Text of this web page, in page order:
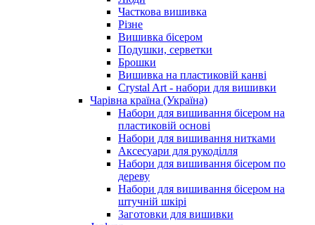
Часткова вишивка
Різне
Вишивка бісером
Подушки, серветки
Брошки
Вишивка на пластиковій канві
Crystal Art - набори для вишивки
Чарівна країна (Україна)
Набори для вишивання бісером на
пластиковій основі
Набори для вишивання нитками
Аксесуари для рукоділля
Набори для вишивання бісером по
дереву
Набори для вишивання бісером на
штучній шкірі
Заготовки для вишивки